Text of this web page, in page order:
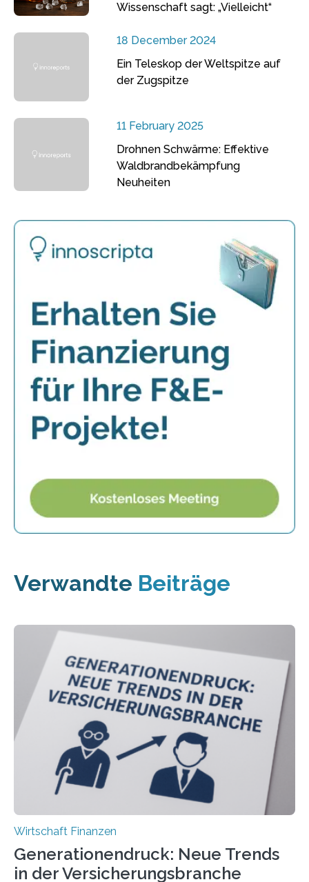
Wissenschaft sagt: „Vielleicht“
18 December 2024
Ein Teleskop der Weltspitze auf
der Zugspitze
11 February 2025
Drohnen Schwärme: Effektive
Waldbrandbekämpfung
Neuheiten
Verwandte Beiträge
Wirtschaft Finanzen
Generationendruck: Neue Trends
in der Versicherungsbranche